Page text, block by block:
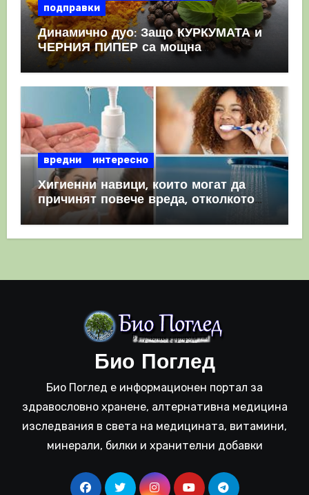
подправки
Динамично дуо: Защо КУРКУМАТА и
ЧЕРНИЯ ПИПЕР са мощна
комбинация
вредни интересно
Хигиенни навици, които могат да
причинят повече вреда, отколкото
полза
Био Поглед
Био Поглед е информационен портал за
здравословно хранене, алтернативна медицина
изследвания в света на медицината, витамини,
минерали, билки и хранителни добавки